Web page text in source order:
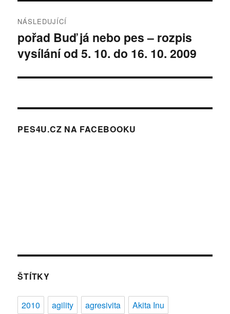
NÁSLEDUJÍCÍ
Následující
příspěvek:
pořad Buď já nebo pes – rozpis
vysílání od 5. 10. do 16. 10. 2009
PES4U.CZ NA FACEBOOKU
ŠTÍTKY
2010 agility agresivita Akita Inu